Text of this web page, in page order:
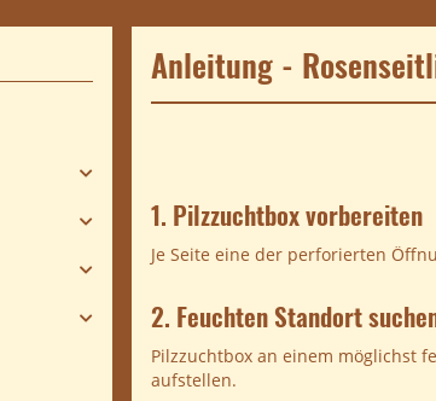
Anleitung -
1. Pilzzuchtbox vorbereiten
Je Seite eine der perforierten
2. Feuchten Standort
Pilzzuchtbox an einem möglichst
aufstellen.